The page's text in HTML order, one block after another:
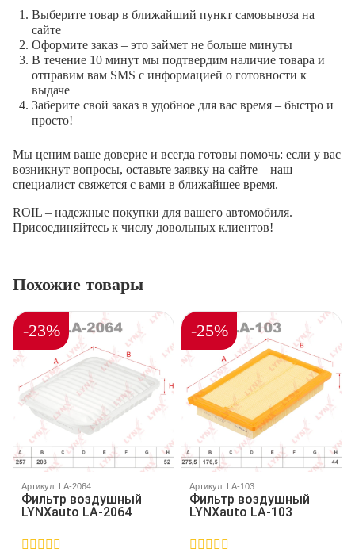
Выберите товар в ближайший пункт самовывоза на
сайте
Оформите заказ – это займет не больше минуты
В течение 10 минут мы подтвердим наличие товара и
отправим вам SMS с информацией о готовности к
выдаче
Заберите свой заказ в удобное для вас время – быстро и
просто!
Мы ценим ваше доверие и всегда готовы помочь: если у вас
возникнут вопросы, оставьте заявку на сайте – наш
специалист свяжется с вами в ближайшее время.
ROIL – надежные покупки для вашего автомобиля.
Присоединяйтесь к числу довольных клиентов!
Похожие товары
-23%
Артикул: LA-2064
Фильтр воздушный
LYNXauto LA-2064
-25%
Артикул: LA-103
Фильтр воздушный
LYNXauto LA-103